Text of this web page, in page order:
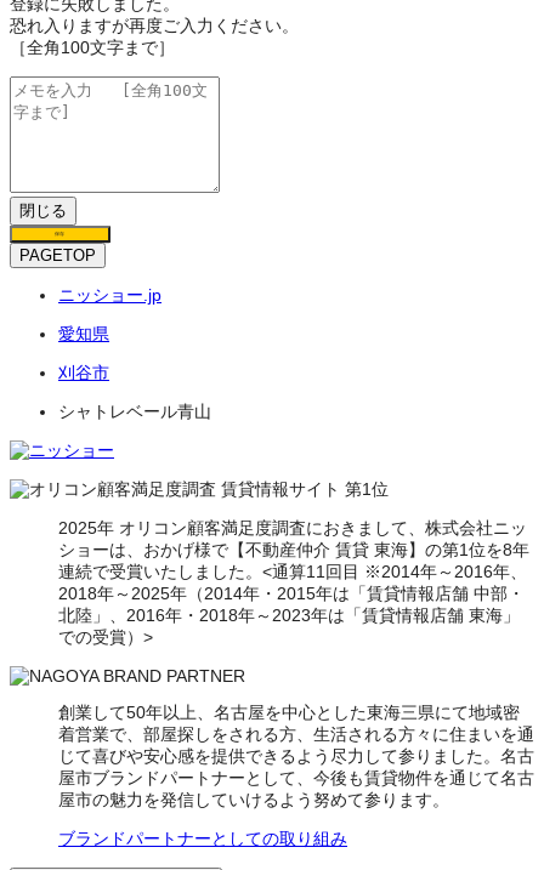
恐れ入りますが再度ご入力ください。
［全角100文字まで］
閉じる
保存
PAGETOP
ニッショー.jp
愛知県
刈谷市
シャトレベール青山
2025年 オリコン顧客満足度調査におきまして、株式会社ニッ
ショーは、おかげ様で【不動産仲介 賃貸 東海】の第1位を8年
連続で受賞いたしました。<通算11回目 ※2014年～2016年、
2018年～2025年（2014年・2015年は「賃貸情報店舗 中部・
北陸」、2016年・2018年～2023年は「賃貸情報店舗 東海」
での受賞）>
創業して50年以上、名古屋を中心とした東海三県にて地域密
着営業で、部屋探しをされる方、生活される方々に住まいを通
じて喜びや安心感を提供できるよう尽力して参りました。名古
屋市ブランドパートナーとして、今後も賃貸物件を通じて名古
屋市の魅力を発信していけるよう努めて参ります。
ブランドパートナーとしての取り組み